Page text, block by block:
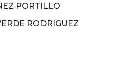
PORTILLO
RODRIGUEZ